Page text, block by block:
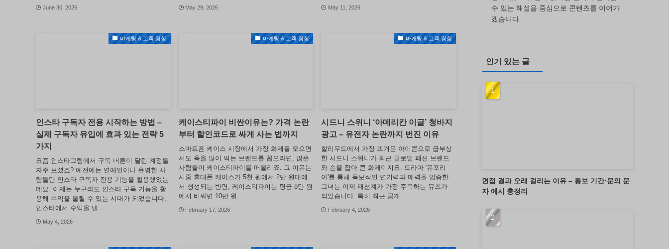
June 30, 2026 May 29, 2026 May 11, 2026
마케팅 & 고객 경험
인스타 구독자 전용 시작하는 방법 –
실제 구독자 유입에 효과 있는 전략 5
가지
요즘 인스타그램에서 구독 버튼이 달린 계정들
자주 보셨죠? 예전에는 연예인이나 유명한 사
람들만 인스타 구독자 전용 기능을 활용했었는
데요. 이제는 누구라도 인스타 구독 기능을 활
용해 수익을 올릴 수 있는 시대가 되었습니다.
인스타에서 수익을 낼 ...
May 4, 2026
마케팅 & 고객 경험
케이스티파이 비싼이유는? 가격 논란
부터 할인코드로 싸게 사는 법까지
스마트폰 케이스 시장에서 가장 화제를 모으면
서도 욕을 많이 먹는 브랜드를 꼽으라면, 많은
사람들이 케이스티파이를 떠올리죠. 그 이유는
시중 휴대폰 케이스가 5천 원에서 2만 원대에
서 형성되는 반면, 케이스티파이는 평균 8만 원
에서 비싸면 10만 원...
February 17, 2026
마케팅 & 고객 경험
시드니 스위니 ‘아메리칸 이글’ 청바지
광고 – 유전자 논란까지 번진 이유
할리우드에서 가장 뜨거운 아이콘으로 급부상
한 시드니 스위니가 최근 글로벌 패션 브랜드
와 손을 잡아 큰 화제이지요. 드라마 '유포리
아'를 통해 독보적인 연기력과 매력을 입증한
그녀는 이제 패션계가 가장 주목하는 뮤즈가
되었습니다. 특히 최근 공개...
February 4, 2026
수 있는 해설을 중심으로 콘텐츠를 이어가
겠습니다.
인기 있는 글
면접 결과 오래 걸리는 이유 – 통보 기간·문의 문
자 예시 총정리